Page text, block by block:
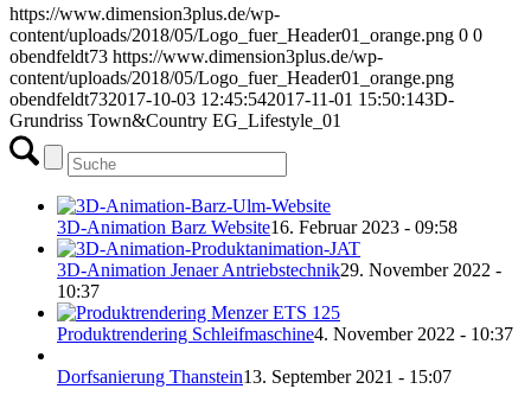
https://www.dimension3plus.de/wp-
content/uploads/2018/05/Logo_fuer_Header01_orange.png 0 0
obendfeldt73 https://www.dimension3plus.de/wp-
content/uploads/2018/05/Logo_fuer_Header01_orange.png
obendfeldt732017-10-03 12:45:542017-11-01 15:50:143D-
Grundriss Town&Country EG_Lifestyle_01
3D-Animation Barz Website16. Februar 2023 - 09:58
3D-Animation Jenaer Antriebstechnik29. November 2022 -
10:37
Produktrendering Schleifmaschine4. November 2022 - 10:37
Dorfsanierung Thanstein13. September 2021 - 15:07